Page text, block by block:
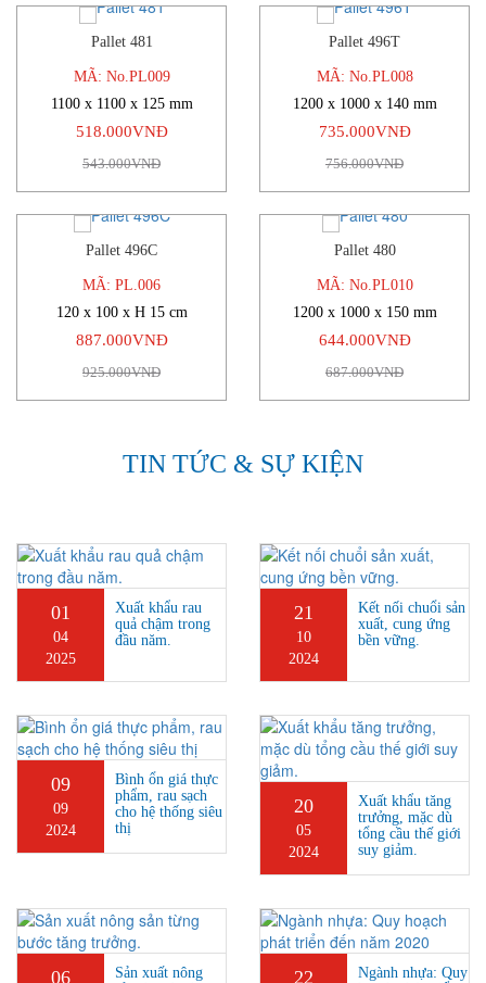
Pallet 481
MÃ: No.PL009
1100 x 1100 x 125 mm
518.000VNĐ
543.000VNĐ
Pallet 496T
MÃ: No.PL008
1200 x 1000 x 140 mm
735.000VNĐ
756.000VNĐ
Pallet 496C
MÃ: PL.006
120 x 100 x H 15 cm
887.000VNĐ
925.000VNĐ
Pallet 480
MÃ: No.PL010
1200 x 1000 x 150 mm
644.000VNĐ
687.000VNĐ
TIN TỨC & SỰ KIỆN
01
04
2025
Xuất khẩu rau
quả chậm trong
đầu năm.
21
10
2024
Kết nối chuổi sản
xuất, cung ứng
bền vững.
09
09
2024
Bình ổn giá thực
phẩm, rau sạch
cho hệ thống siêu
thị
20
05
2024
Xuất khẩu tăng
trưởng, mặc dù
tổng cầu thế giới
suy giảm.
06
Sản xuất nông
22
Ngành nhựa: Quy